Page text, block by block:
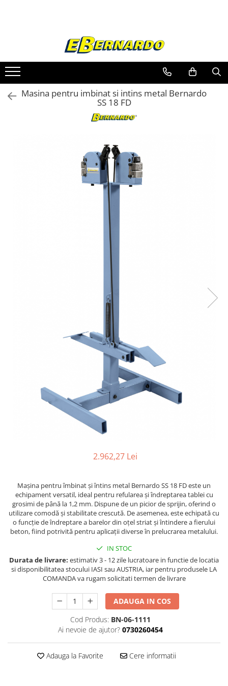
Prelucrare metal
Fierastraie pentru metal
Ferastraie mobile pentru metal
Fierastraie prelucrare metal
Ferastraie circulare pentru metal
Ferastraie automate cu banda si
Ferastraie metal cu banda si taiere
Ferastraie prelucrare metal cu
Strunguri cu surub de ghidare
Strunguri universale cu afisaj
Masini de gaurit
Masini de gaurit - Vario - cu masa
Masini de gaurit cu angrenaj, masa
Masini de gaurit cu coloana si cap
Masini de gaurit cu coloana si
curea de distributie
Masini de gaurit cu masa
Masini de gaurit cu stand si
coloana
Masini de gaurit si frezat
Masini de gaurit cu freza
Centre de prelucrare verticale CNC
Masini de frezat cu batiu
Masini de frezat multifunctionale
Masini de frezat universale SERVO
Masini de frezat verticale
Masina pentru imbinat si intins metal Bernardo
SS 18 FD
2.962,27 Lei
Mașina pentru îmbinat și întins metal Bernardo SS 18 FD este un
echipament versatil, ideal pentru refularea și îndreptarea tablei cu
grosimi de până la 1,2 mm. Dispune de un picior de sprijin, oferind o
utilizare comodă și stabilitate crescută. De asemenea, este echipată cu
o funcție de îndreptare a barelor din oțel striat și întindere a fierului
beton, fiind potrivită pentru aplicații diverse în prelucrarea metalului.
IN STOC
Durata de livrare: estimativ 3 - 12 zile lucratoare in functie de locatia
si disponibilitatea stocului IASI sau AUSTRIA, iar pentru produsele LA
COMANDA va rugam solicitati termen de livrare
ADAUGA IN COS
Cod Produs: BN-06-1111
Ai nevoie de ajutor? 0730260454
Adauga la Favorite Cere informatii